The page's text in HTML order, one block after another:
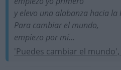
y elevo una alabanza hacia
Para cambiar el mundo,
empiezo por mí...
'Puedes cambiar el